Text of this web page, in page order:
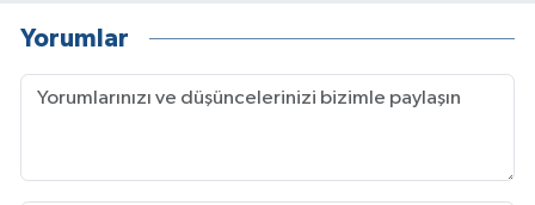
Yorumlar